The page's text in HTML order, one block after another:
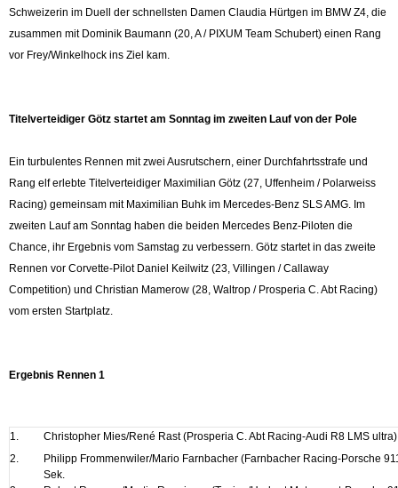
Schweizerin im Duell der schnellsten Damen Claudia Hürtgen im BMW Z4, die
zusammen mit Dominik Baumann (20, A / PIXUM Team Schubert) einen Rang
vor Frey/Winkelhock ins Ziel kam.
Titelverteidiger Götz startet am Sonntag im zweiten Lauf von der Pole
Ein turbulentes Rennen mit zwei Ausrutschern, einer Durchfahrtsstrafe und
Rang elf erlebte Titelverteidiger Maximilian Götz (27, Uffenheim / Polarweiss
Racing) gemeinsam mit Maximilian Buhk im Mercedes-Benz SLS AMG. Im
zweiten Lauf am Sonntag haben die beiden Mercedes Benz-Piloten die
Chance, ihr Ergebnis vom Samstag zu verbessern. Götz startet in das zweite
Rennen vor Corvette-Pilot Daniel Keilwitz (23, Villingen / Callaway
Competition) und Christian Mamerow (28, Waltrop / Prosperia C. Abt Racing)
vom ersten Startplatz.
Ergebnis Rennen 1
1.
Christopher Mies/René Rast (Prosperia C. Abt Racing-Audi R8 LMS
2.
Philipp Frommenwiler/Mario Farnbacher (Farnbacher Racing-Porsche
Sek.